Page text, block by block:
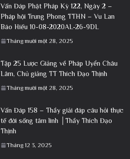
Vấn Đáp Phật Pháp Kỳ 122, Ngày 2 –
Pháp hội Trung Phong TTHN – Vu Lan
Báo Hiếu 10-08-2020AL-26-9DL
Tháng mười một 28, 2025
Tập 25 Lược Giảng về Pháp Uyển Châu
Lâm, Chủ giảng TT Thích Đạo Thịnh
Tháng mười một 28, 2025
Vấn Đáp 158 – Thầy giải đáp câu hỏi thực
tế đời sống tâm linh │Thầy Thích Đạo
Thịnh
Tháng 12 3, 2025